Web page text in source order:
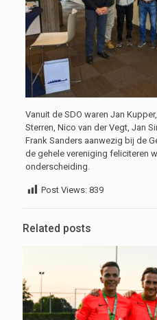
Vanuit de SDO waren Jan
Sterren, Nico van der Vegt, Jan
Frank Sanders aanwezig bij de
de gehele vereniging feliciteren
onderscheiding.
Post Views: 839
Related posts